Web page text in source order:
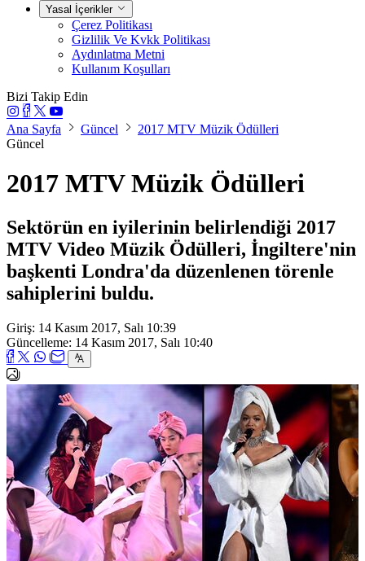
Yasal İçerikler
Çerez Politikası
Gizlilik Ve Kvkk Politikası
Aydınlatma Metni
Kullanım Koşulları
Bizi Takip Edin
Ana Sayfa Güncel
2017 MTV Müzik Ödülleri
Güncel
2017 MTV Müzik Ödülleri
Sektörün en iyilerinin belirlendiği 2017
MTV Video Müzik Ödülleri, İngiltere'nin
başkenti Londra'da düzenlenen törenle
sahiplerini buldu.
Giriş: 14 Kasım 2017, Salı 10:39
Güncelleme: 14 Kasım 2017, Salı 10:40